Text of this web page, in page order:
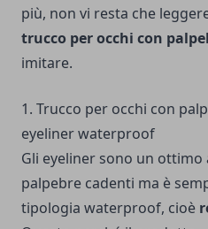
più, non vi resta che
trucco per occhi con
imitare.
1. Trucco per occhi con
eyeliner waterproof
Gli eyeliner sono un ottimo
palpebre cadenti ma è
tipologia waterproof, cioè